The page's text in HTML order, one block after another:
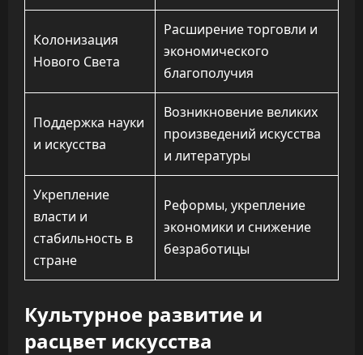
Колонизация
Нового Света
Расширение торговли и
экономического
благополучия
Поддержка науки
и искусства
Возникновение великих
произведений искусства
и литературы
Укрепление
власти и
стабильность в
стране
Реформы, укрепление
экономики и снижение
безработицы
Культурное развитие и
расцвет искусства